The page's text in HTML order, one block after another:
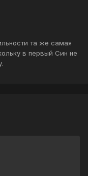
та же самая
в первый Син не